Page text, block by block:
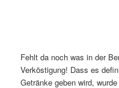
Fehlt da noch was in der
Verköstigung! Dass es
Getränke geben wird,